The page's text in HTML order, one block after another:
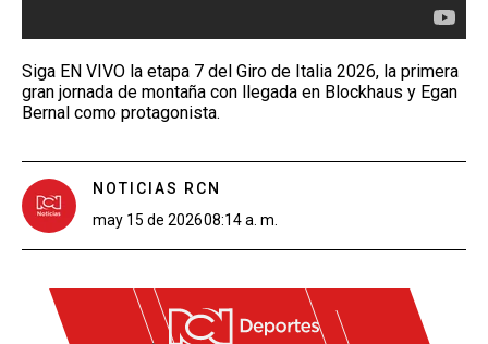
Siga EN VIVO la etapa 7 del Giro de Italia 2026, la primera
gran jornada de montaña con llegada en Blockhaus y Egan
Bernal como protagonista.
NOTICIAS RCN
may 15 de 202608:14 a. m.